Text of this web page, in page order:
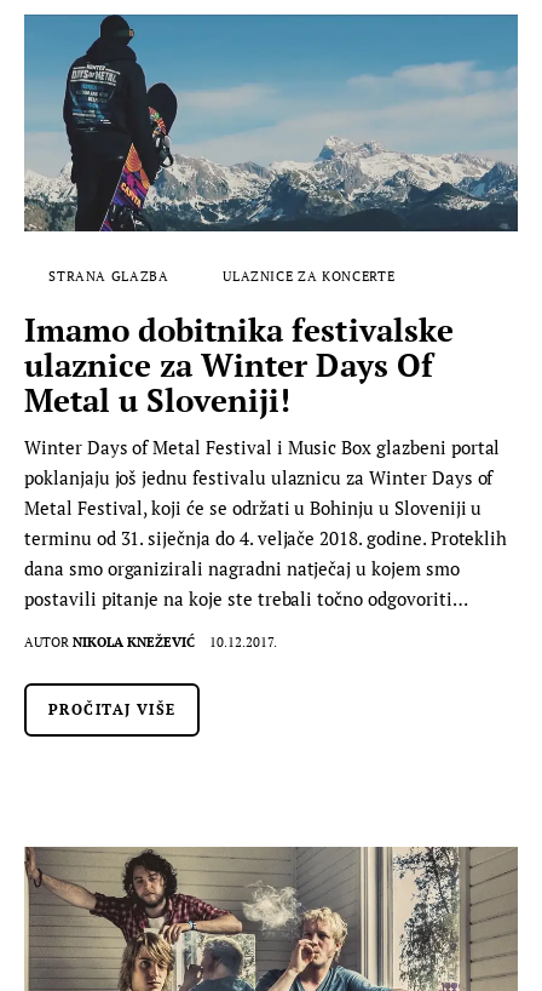
STRANA GLAZBA ULAZNICE ZA KONCERTE
Imamo dobitnika festivalske
ulaznice za Winter Days Of
Metal u Sloveniji!
Winter Days of Metal Festival i Music Box glazbeni portal
poklanjaju još jednu festivalu ulaznicu za Winter Days of
Metal Festival, koji će se održati u Bohinju u Sloveniji u
terminu od 31. siječnja do 4. veljače 2018. godine. Proteklih
dana smo organizirali nagradni natječaj u kojem smo
postavili pitanje na koje ste trebali točno odgovoriti…
AUTOR NIKOLA KNEŽEVIĆ 10.12.2017.
PROČITAJ VIŠE